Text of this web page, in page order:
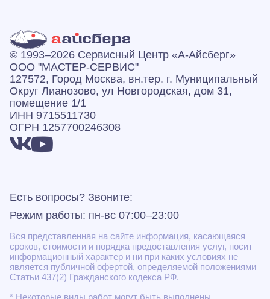
© 1993–2026 Сервисный Центр «А‑Айсберг»
ООО "МАСТЕР-СЕРВИС"
127572, Город Москва, вн.тер. г. Муниципальный
Округ Лианозово, ул Новгородская, дом 31,
помещение 1/1
ИНН 9715511730
ОГРН 1257700246308
Есть вопросы? Звоните:
Режим работы: пн-вс 07:00–23:00
Вся представленная на сайте информация, касающаяся
сроков, стоимости и порядка предоставления услуг, носит
информационный характер и ни при каких условиях не
является публичной офертой, определяемой положениями
Статьи 437(2) Гражданского кодекса РФ.
* Некоторые виды работ могут быть выполнены